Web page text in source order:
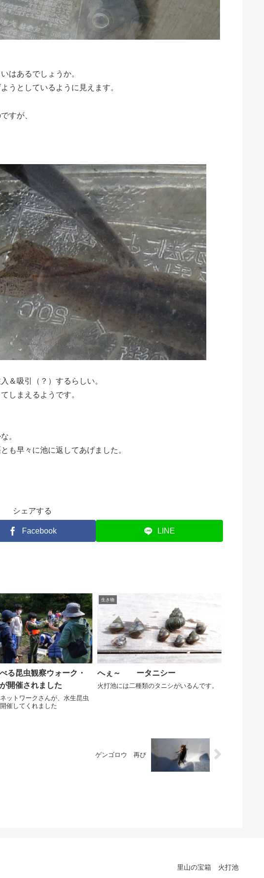
はあるでしょうか。
うとしているように見えます。
すが、
＆吸引（？）するらしい。
しまえるようです。
。
も早々に池に返してあげました。
シェアする
Facebook LINE
る昆虫観察ウォーク・
開催されました
ットワークさんが、水生昆虫
催してくれました
生き物
へぇ～ ータニシー
火打池には二種類のタニシがいるんです。
ゲンゴロウ 再び
里山の宝箱 火打池